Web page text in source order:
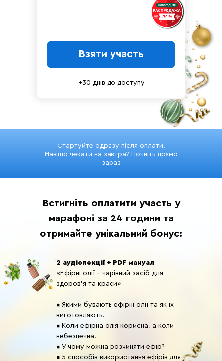
Взяти участь
+30 днів до доступу
Стартуйте одразу після оплати!
Навіщо чекати на завтра? Почніть прямо
зараз
Встигніть оплатити участь у
марафоні за 24 години та
отримайте унікальний бонус:
2 аудіолекції + PDF мануал
«Ефірні олії - чарівний засіб для
здоров'я та краси»
▪️ Якими бувають ефірні олії та як їх
виготовляють.
▪️ Коли ефірна олія корисна, а коли
небезпечна.
▪️ У чому можна розчиняти ефір?
▪️ 5 способів використання ефірів для